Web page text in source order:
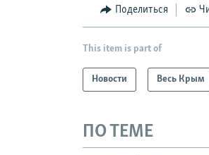
Поделиться
This item is part of
Новости Весь Крым
ПО ТЕМЕ